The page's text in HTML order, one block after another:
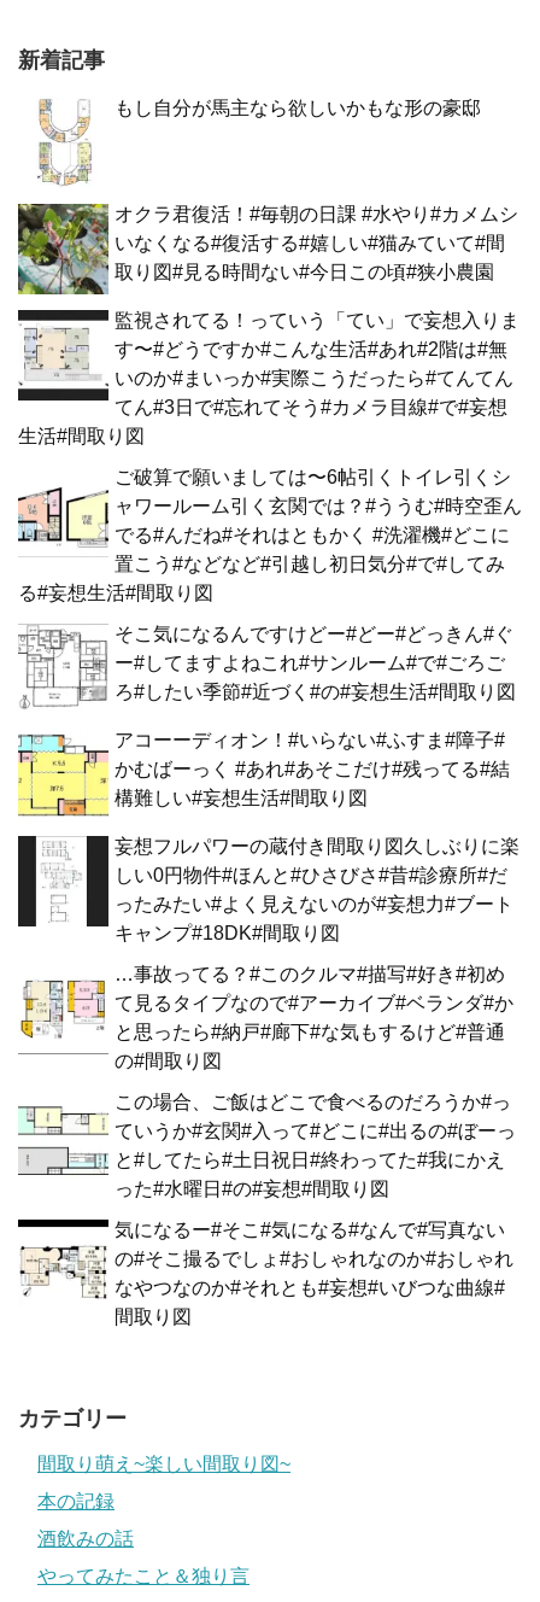
新着記事
もし自分が馬主なら欲しいかもな形の豪邸
オクラ君復活！#毎朝の日課 #水やり#カメムシ
いなくなる#復活する#嬉しい#猫みていて#間
取り図#見る時間ない#今日この頃#狭小農園
監視されてる！っていう「てい」で妄想入りま
す〜#どうですか#こんな生活#あれ#2階は#無
いのか#まいっか#実際こうだったら#てんてん
てん#3日で#忘れてそう#カメラ目線#で#妄想
生活#間取り図
ご破算で願いましては〜6帖引くトイレ引くシ
ャワールーム引く玄関では？#ううむ#時空歪ん
でる#んだね#それはともかく #洗濯機#どこに
置こう#などなど#引越し初日気分#で#してみ
る#妄想生活#間取り図
そこ気になるんですけどー#どー#どっきん#ぐ
ー#してますよねこれ#サンルーム#で#ごろご
ろ#したい季節#近づく#の#妄想生活#間取り図
アコーーディオン！#いらない#ふすま#障子#
かむばーっく #あれ#あそこだけ#残ってる#結
構難しい#妄想生活#間取り図
妄想フルパワーの蔵付き間取り図久しぶりに楽
しい0円物件#ほんと#ひさびさ#昔#診療所#だ
ったみたい#よく見えないのが#妄想力#ブート
キャンプ#18DK#間取り図
…事故ってる？#このクルマ#描写#好き#初め
て見るタイプなので#アーカイブ#ベランダ#か
と思ったら#納戸#廊下#な気もするけど#普通
の#間取り図
この場合、ご飯はどこで食べるのだろうか#っ
ていうか#玄関#入って#どこに#出るの#ぼーっ
と#してたら#土日祝日#終わってた#我にかえ
った#水曜日#の#妄想#間取り図
気になるー#そこ#気になる#なんで#写真ない
の#そこ撮るでしょ#おしゃれなのか#おしゃれ
なやつなのか#それとも#妄想#いびつな曲線#
間取り図
カテゴリー
間取り萌え~楽しい間取り図~
本の記録
酒飲みの話
やってみたこと＆独り言